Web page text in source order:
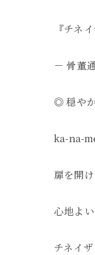
『チネ
－ 骨董
◎ 穏や
ka-na-
扉を開
心地よ
チネイ